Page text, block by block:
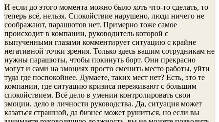
И если до этого момента можно было хоть что-то сделать, то
теперь всё, нельзя. Спокойствие нарушено, люди ничего не
соображают, парашютов нет. Примерно тоже самое
происходит в компании, руководитель которой с
выпученными глазами комментирует ситуацию с крайне
негативной точки зрения. Только здесь вашим сотрудникам не
нужны парашюты, чтобы покинуть борт. Они прекрасно
могут и сами на эмоциях просто сменить место работы, уйти
туда где поспокойнее. Думаете, таких мест нет? Есть, это те
компании, где ситуацию кризиса переживают с большим
спокойствием. Всё дело в умении контролировать свои
эмоции, дело в личности руководства. Да, ситуация может
казаться страшной, да бизнес может рушиться, но если вы